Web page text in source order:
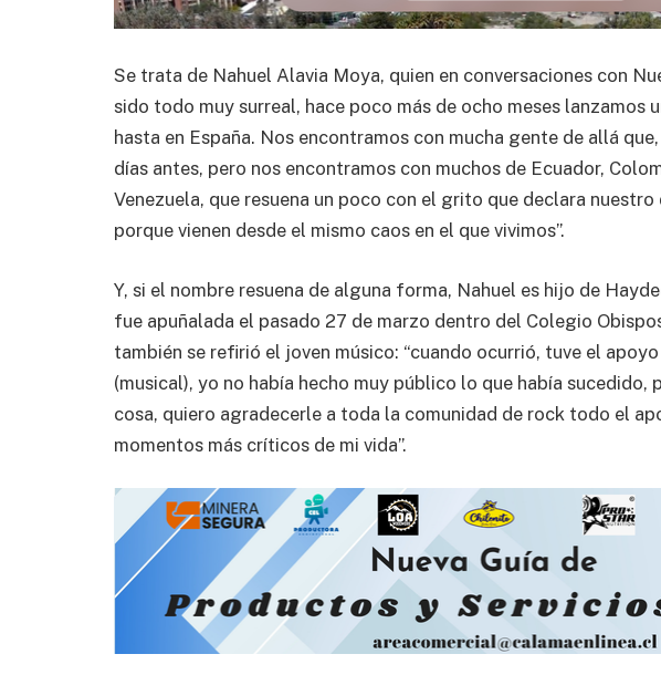
Se trata de Nahuel Alavia Moya, quien en conversaciones con
sido todo muy surreal, hace poco más de ocho meses lanzamos
hasta en España. Nos encontramos con mucha gente de allá
días antes, pero nos encontramos con muchos de Ecuador,
Venezuela, que resuena un poco con el grito que declara
porque vienen desde el mismo caos en el que vivimos”.
Y, si el nombre resuena de alguna forma, Nahuel es hijo de
fue apuñalada el pasado 27 de marzo dentro del Colegio
también se refirió el joven músico: “cuando ocurrió, tuve el
(musical), yo no había hecho muy público lo que había sucedido,
cosa, quiero agradecerle a toda la comunidad de rock todo el
momentos más críticos de mi vida”.